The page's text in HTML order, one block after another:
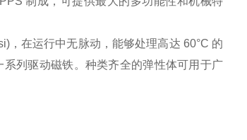
，在运行中无脉动，能够处理高达 60°C 的
列驱动磁铁。种类齐全的弹性体可用于广